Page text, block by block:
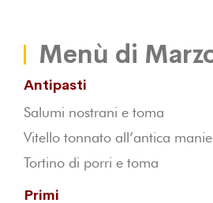
Menù di
Antipasti
Salumi nostrani e toma
Vitello tonnato all’antica
Tortino di porri e toma
Primi